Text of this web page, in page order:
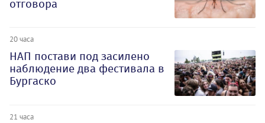
отговора
20 часа
НАП постави под засилено
наблюдение два фестивала в
Бургаско
21 часа